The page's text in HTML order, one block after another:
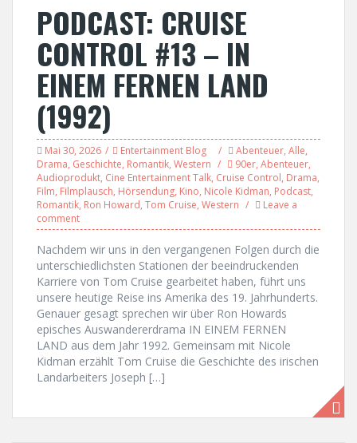
PODCAST: CRUISE
CONTROL #13 – IN
EINEM FERNEN LAND
(1992)
Mai 30, 2026 Entertainment Blog Abenteuer, Alle,
Drama, Geschichte, Romantik, Western 90er, Abenteuer,
Audioprodukt, Cine Entertainment Talk, Cruise Control, Drama,
Film, Filmplausch, Hörsendung, Kino, Nicole Kidman, Podcast,
Romantik, Ron Howard, Tom Cruise, Western
Leave a
comment
Nachdem wir uns in den vergangenen Folgen durch die
unterschiedlichsten Stationen der beeindruckenden
Karriere von Tom Cruise gearbeitet haben, führt uns
unsere heutige Reise ins Amerika des 19. Jahrhunderts.
Genauer gesagt sprechen wir über Ron Howards
episches Auswandererdrama IN EINEM FERNEN
LAND aus dem Jahr 1992. Gemeinsam mit Nicole
Kidman erzählt Tom Cruise die Geschichte des irischen
Landarbeiters Joseph […]